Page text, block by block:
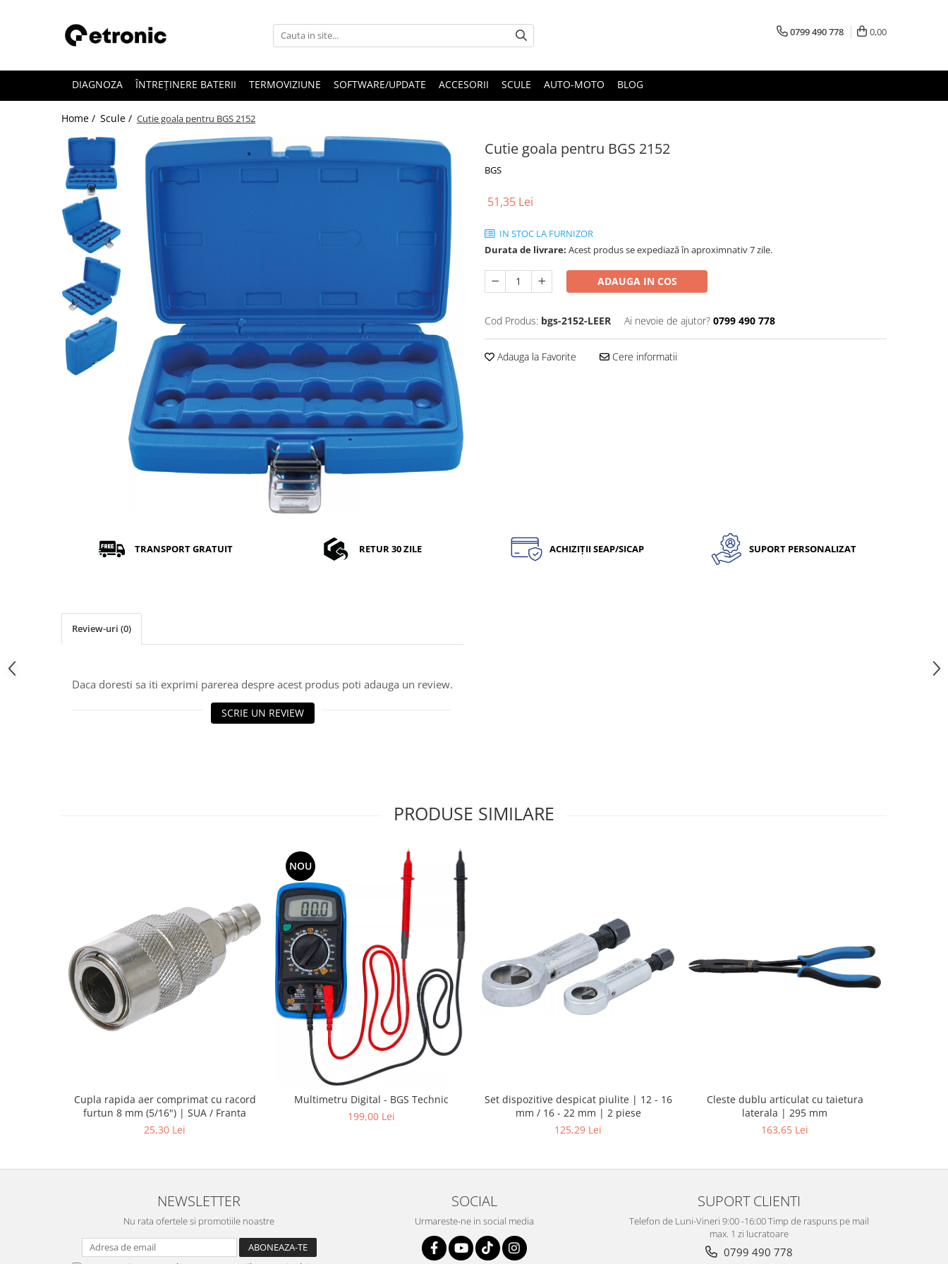
0799 490 778 0,00
DIAGNOZA ÎNTREȚINERE BATERII TERMOVIZIUNE SOFTWARE/UPDATE ACCESORII SCULE AUTO-MOTO BLOG
Home / Scule / Cutie goala pentru BGS 2152
Cutie goala pentru BGS 2152
BGS
51,35 Lei
IN STOC LA FURNIZOR
Durata de livrare: Acest produs se expediază în aproximnativ 7 zile.
ADAUGA IN COS
Cod Produs: bgs-2152-LEER Ai nevoie de ajutor? 0799 490 778
Adauga la Favorite Cere informatii
TRANSPORT GRATUIT RETUR 30 ZILE ACHIZIȚII SEAP/SICAP SUPORT PERSONALIZAT
Review-uri (0)
Daca doresti sa iti exprimi parerea despre acest produs poti adauga un review.
SCRIE UN REVIEW
PRODUSE SIMILARE
Cupla rapida aer comprimat cu racord
furtun 8 mm (5/16") | SUA / Franta
25,30 Lei
NOU
Multimetru Digital - BGS Technic
199,00 Lei
Set dispozitive despicat piulite | 12 - 16
mm / 16 - 22 mm | 2 piese
125,29 Lei
Cleste dublu articulat cu taietura
laterala | 295 mm
163,65 Lei
NEWSLETTER
Nu rata ofertele si promotiile noastre
SOCIAL
Urmareste-ne in social media
SUPORT CLIENTI
Telefon de Luni-Vineri 9:00 -16:00 Timp de raspuns pe mail
max. 1 zi lucratoare
0799 490 778